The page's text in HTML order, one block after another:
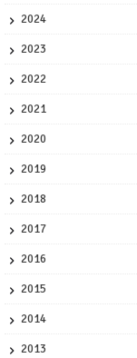
2024
2023
2022
2021
2020
2019
2018
2017
2016
2015
2014
2013